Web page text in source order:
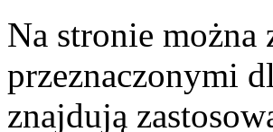
Na stronie można
przeznaczonymi
znajdują